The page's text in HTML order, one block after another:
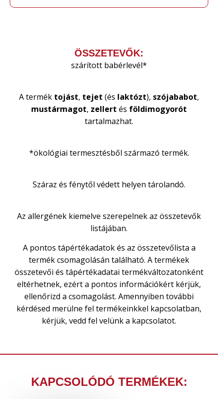
ÖSSZETEVŐK:
szárított babérlevél*
A termék tojást, tejet (és laktózt), szójababot,
mustármagot, zellert és földimogyorót
tartalmazhat.
*ökológiai termesztésből származó termék.
Száraz és fénytől védett helyen tárolandó.
Az allergének kiemelve szerepelnek az összetevők
listájában.
A pontos tápértékadatok és az összetevőlista a
termék csomagolásán található. A termékek
összetevői és tápértékadatai termékváltozatonként
eltérhetnek, ezért a pontos információkért kérjük,
ellenőrizd a csomagolást. Amennyiben további
kérdésed merülne fel termékeinkkel kapcsolatban,
kérjük, vedd fel velünk a kapcsolatot.
KAPCSOLÓDÓ TERMÉKEK: